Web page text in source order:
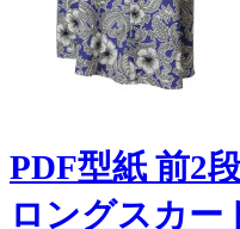
PDF型紙 前2
ロングスカー